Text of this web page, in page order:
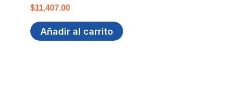
$11,407.00
Añadir al carrito